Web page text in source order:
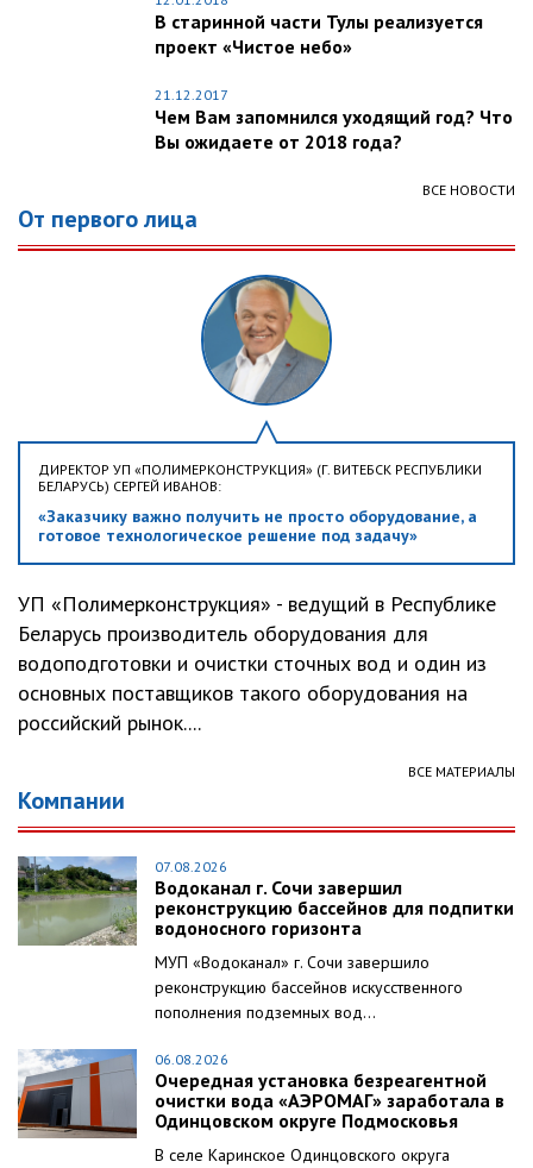
В старинной части Тулы реализуется
проект «Чистое небо»
21.12.2017
Чем Вам запомнился уходящий год? Что
Вы ожидаете от 2018 года?
ВСЕ НОВОСТИ
От первого лица
ДИРЕКТОР УП «ПОЛИМЕРКОНСТРУКЦИЯ» (Г. ВИТЕБСК РЕСПУБЛИКИ
БЕЛАРУСЬ) СЕРГЕЙ ИВАНОВ:
«Заказчику важно получить не просто оборудование, а
готовое технологическое решение под задачу»
УП «Полимерконструкция» - ведущий в Республике
Беларусь производитель оборудования для
водоподготовки и очистки сточных вод и один из
основных поставщиков такого оборудования на
российский рынок....
ВСЕ МАТЕРИАЛЫ
Компании
07.08.2026
Водоканал г. Сочи завершил
реконструкцию бассейнов для подпитки
водоносного горизонта
МУП «Водоканал» г. Сочи завершило
реконструкцию бассейнов искусственного
пополнения подземных вод...
06.08.2026
Очередная установка безреагентной
очистки вода «АЭРОМАГ» заработала в
Одинцовском округе Подмосковья
В селе Каринское Одинцовского округа